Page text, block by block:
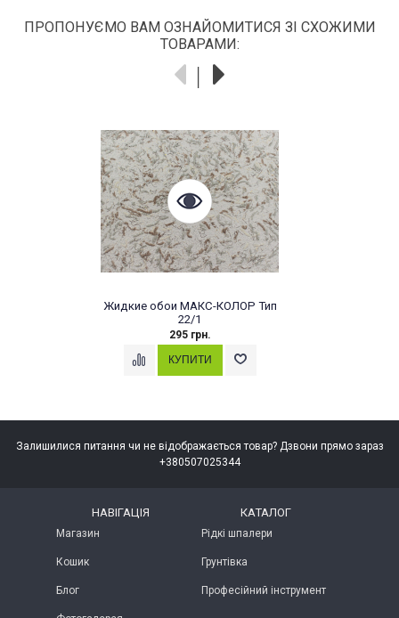
ПРОПОНУЄМО ВАМ ОЗНАЙОМИТИСЯ ЗІ СХОЖИМИ
ТОВАРАМИ:
обои МАКС-КОЛОР Тип
Залишилися питання чи не відображається товар? Дзвони прямо зараз
+380507025344
НАВІГАЦІЯ
Магазин
Кошик
Блог
КАТАЛОГ
Рідкі шпалери
Грунтівка
Професійний інструмент